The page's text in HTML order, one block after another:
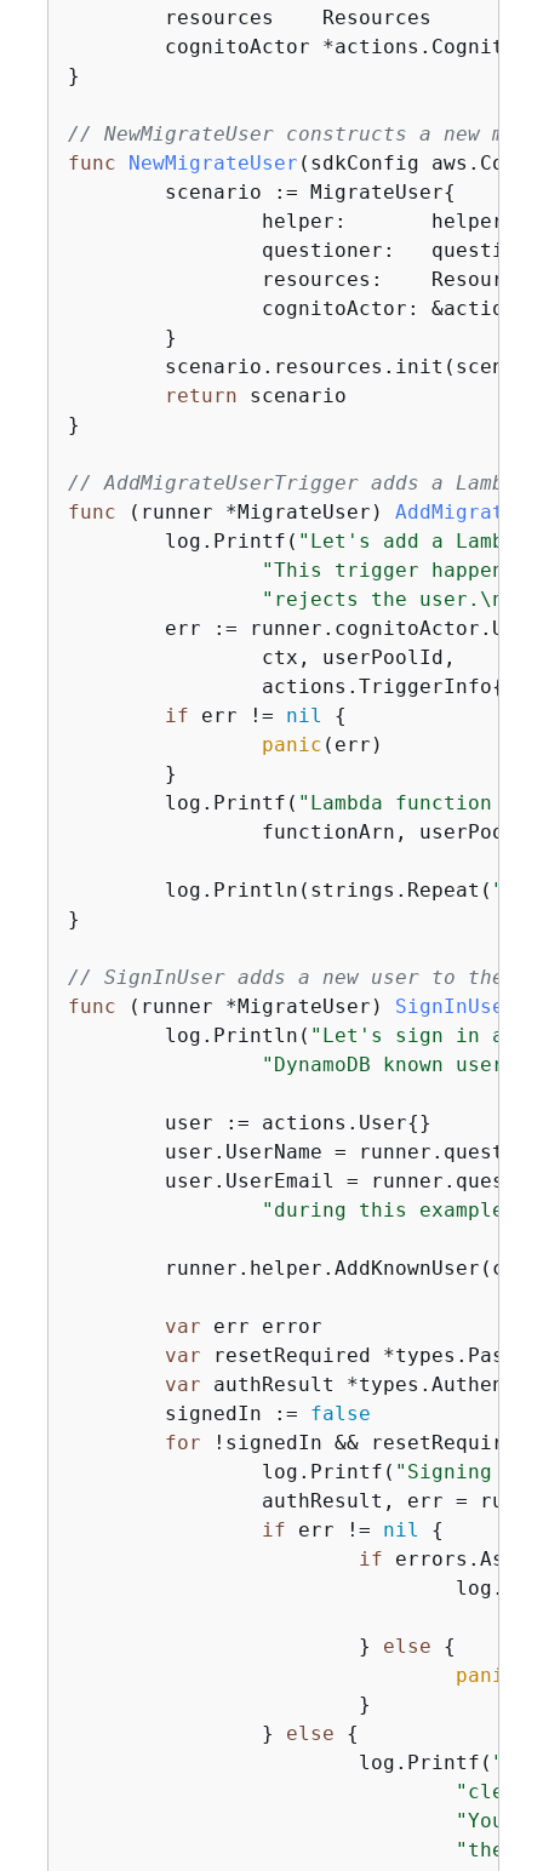
}
// NewMigrateUser constructs a new
func
NewMigrateUser (sdkConfig
	scenario := MigrateUser
{
		resources:    Resources
cognitoActor:
return scenario
}
// AddMigrateUserTrigger adds a
func
(runner *MigrateUser)
	log.Printf(
"Let's add a
"This trigger happens
"rejects the user.\n\n"
		actions.TriggerInfo
{
if err != nil
{
panic (err)
	log.Printf(
"Lambda function
	log.Println(strings.Repeat(
"-"
}
// SignInUser adds a new user to the
func
(runner *MigrateUser) SignInUser
	log.Println(
"Let's sign in a
"DynamoDB known
	user := actions.User
{}
user.UserName =
user.UserEmail =
"during this example:"
var err error
var resetRequired
var authResult
	signedIn :=
false
for !signedIn && resetRequired
		log.Printf(
"Signing in
authResult, err =
if err != nil
{
if
			}
else
{
panic
		}
else
{
			log.Printf(
"You
"the